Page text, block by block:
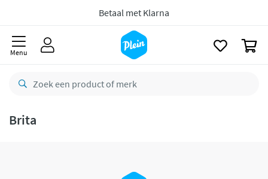
Betaal met Klarna
Menu
Brita